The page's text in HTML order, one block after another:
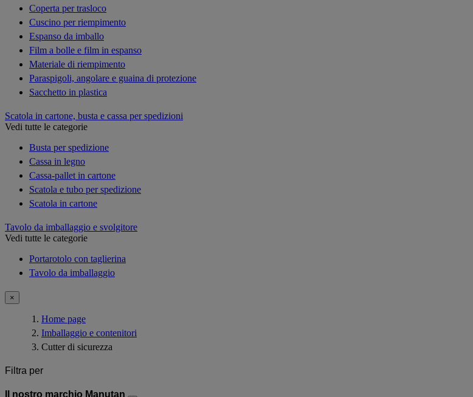
Coperta per trasloco
Cuscino per riempimento
Espanso da imballo
Film a bolle e film in espanso
Materiale di riempimento
Paraspigoli, angolare e guaina di protezione
Sacchetto in plastica
Scatola in cartone, busta e cassa per spedizioni
Vedi tutte le categorie
Busta per spedizione
Cassa in legno
Cassa-pallet in cartone
Scatola e tubo per spedizione
Scatola in cartone
Tavolo da imballaggio e svolgitore
Vedi tutte le categorie
Portarotolo con taglierina
Tavolo da imballaggio
×
Home page
Imballaggio e contenitori
Cutter di sicurezza
Filtra per
Il nostro marchio Manutan